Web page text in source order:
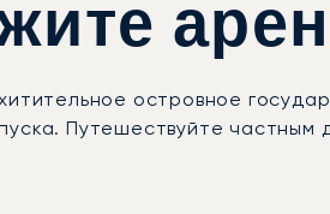
островное
Путешествуйте